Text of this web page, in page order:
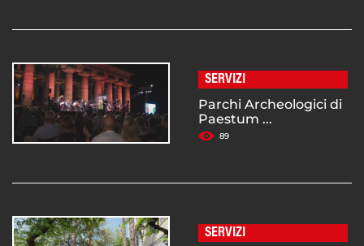
SERVIZI
Parchi Archeologici di
Paestum ...
89
SERVIZI